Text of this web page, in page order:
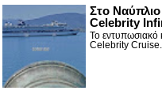
Στο
Celebrity
Το εντυπωσιακό
Celebrity Cruise...